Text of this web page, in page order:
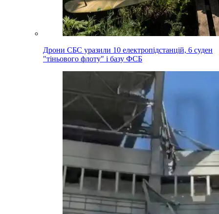
Дрони СБС уразили 10 електропідстанцій, 6 суден
"тіньового флоту" і базу ФСБ